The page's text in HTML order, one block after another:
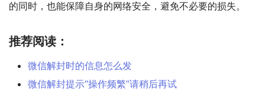
的同时，也能保障自身的网络安全，避免不必要的损失。
推荐阅读：
微信解封时的信息怎么发
微信解封提示“操作频繁”请稍后再试